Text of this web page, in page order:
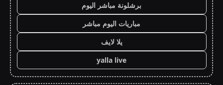
برشلونة مباشر اليوم
مباريات اليوم مباشر
يلا لايف
yalla live